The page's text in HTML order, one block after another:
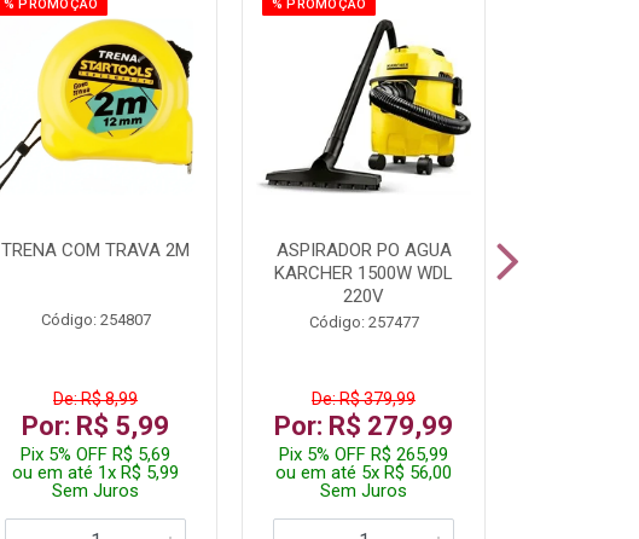
% PROMOÇÃO
TRENA COM TRAVA 2M
Código: 254807
De: R$ 8,99
Por: R$ 5,99
Pix 5% OFF R$ 5,69
ou em até 1x R$ 5,99
Sem Juros
% PROMOÇÃO
ASPIRADOR PO AGUA
KARCHER 1500W WDL
220V
Código: 257477
De: R$ 379,99
Por: R$ 279,99
Pix 5% OFF R$ 265,99
ou em até 5x R$ 56,00
Sem Juros